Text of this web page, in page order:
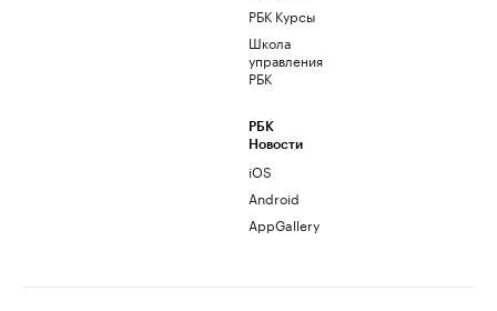
РБК Курсы
Школа
управления
РБК
РБК
Новости
iOS
Android
AppGallery